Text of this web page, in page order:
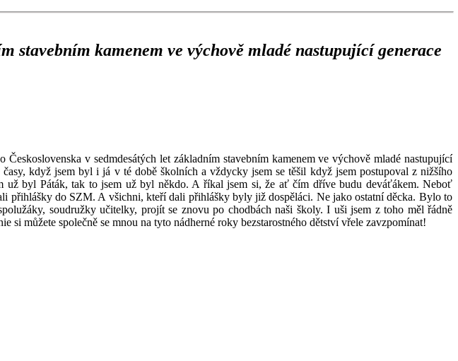
stavebním kamenem ve výchově mladé nastupující generace
v sedmdesátých let základním stavebním kamenem ve výchově mladé nastupující
když jsem byl i já v té době školních a vždycky jsem se těšil když jsem postupoval z nižšího
byl Páták, tak to jsem už byl někdo. A říkal jsem si, že ať čím dříve budu deváťákem. Neboť
přihlášky do SZM. A všichni, kteří dali přihlášky byly již dospěláci. Ne jako ostatní děcka. Bylo to
soudružky učitelky, projít se znovu po chodbách naši školy. I uši jsem z toho měl řádně
můžete společně se mnou na tyto nádherné roky bezstarostného dětství vřele zavzpomínat!